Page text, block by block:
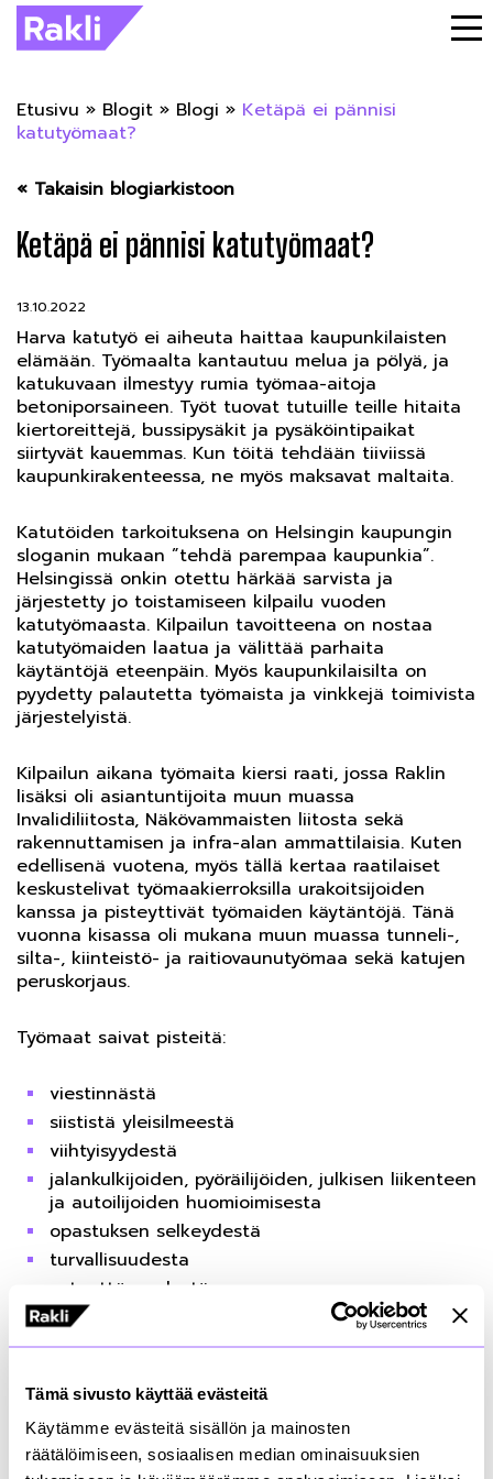
Tämä sivusto käyttää evästeitä
Käytämme evästeitä sisällön ja mainosten
räätälöimiseen, sosiaalisen median ominaisuuksien
Etusivu » Blogit » Blogi » Ketäpä ei pännisi
katutyömaat?
« Takaisin blogiarkistoon
Ketäpä ei pännisi katutyömaat?
13.10.2022
Harva katutyö ei aiheuta haittaa kaupunkilaisten
elämään. Työmaalta kantautuu melua ja pölyä, ja
katukuvaan ilmestyy rumia työmaa-aitoja
betoniporsaineen. Työt tuovat tutuille teille hitaita
kiertoreittejä, bussipysäkit ja pysäköintipaikat
siirtyvät kauemmas. Kun töitä tehdään tiiviissä
kaupunkirakenteessa, ne myös maksavat maltaita.
Katutöiden tarkoituksena on Helsingin kaupungin
sloganin mukaan ”tehdä parempaa kaupunkia”.
Helsingissä onkin otettu härkää sarvista ja
järjestetty jo toistamiseen kilpailu vuoden
katutyömaasta. Kilpailun tavoitteena on nostaa
katutyömaiden laatua ja välittää parhaita
käytäntöjä eteenpäin. Myös kaupunkilaisilta on
pyydetty palautetta työmaista ja vinkkejä toimivista
järjestelyistä.
Kilpailun aikana työmaita kiersi raati, jossa Raklin
lisäksi oli asiantuntijoita muun muassa
Invalidiliitosta, Näkövammaisten liitosta sekä
rakennuttamisen ja infra-alan ammattilaisia. Kuten
edellisenä vuotena, myös tällä kertaa raatilaiset
keskustelivat työmaakierroksilla urakoitsijoiden
kanssa ja pisteyttivät työmaiden käytäntöjä. Tänä
vuonna kisassa oli mukana muun muassa tunneli-,
silta-, kiinteistö- ja raitiovaunutyömaa sekä katujen
peruskorjaus.
Työmaat saivat pisteitä:
viestinnästä
siististä yleisilmeestä
viihtyisyydestä
jalankulkijoiden, pyöräilijöiden, julkisen liikenteen
ja autoilijoiden huomioimisesta
opastuksen selkeydestä
turvallisuudesta
esteettömyydestä
Pisteiden lisäksi raatilaiset antoivat suullista
Kilpailun lopulta voitti toistamiseen Helsingin
päärautatieaseman alla kulkeva Kaisantunneli.
Työmaa on harvinaisen haasteellisessa paikassa,